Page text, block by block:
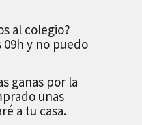
al colegio?
09h y no puedo
ganas por la
unas
a tu casa.